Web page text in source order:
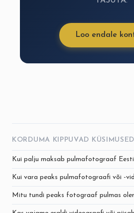
Loo endale
KORDUMA KIPPUVAD KÜSIMUSED
Kui palju maksab pulmafotograaf
Kui vara peaks pulmafotograafi või -
Mitu tundi peaks fotograaf pulmas